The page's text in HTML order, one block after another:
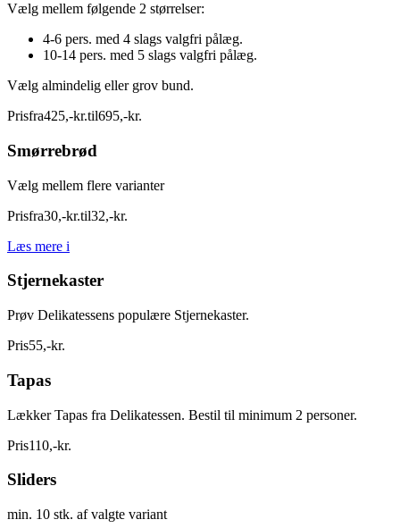
Vælg mellem følgende 2 størrelser:
4-6 pers. med 4 slags valgfri pålæg.
10-14 pers. med 5 slags valgfri pålæg.
Vælg almindelig eller grov bund.
Prisfra425,-kr.til695,-kr.
Smørrebrød
Vælg mellem flere varianter
Prisfra30,-kr.til32,-kr.
Læs mere i
Stjernekaster
Prøv Delikatessens populære Stjernekaster.
Pris55,-kr.
Tapas
Lækker Tapas fra Delikatessen. Bestil til minimum 2 personer.
Pris110,-kr.
Sliders
min. 10 stk. af valgte variant